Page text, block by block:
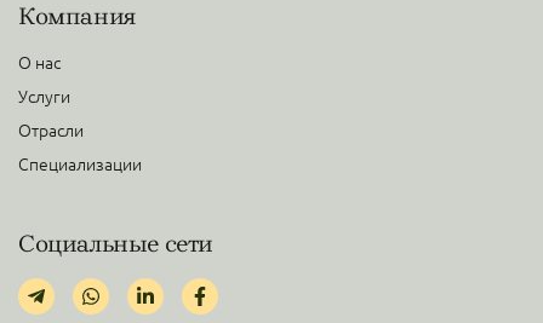
Компания
О нас
Услуги
Отрасли
Специализации
Социальные сети